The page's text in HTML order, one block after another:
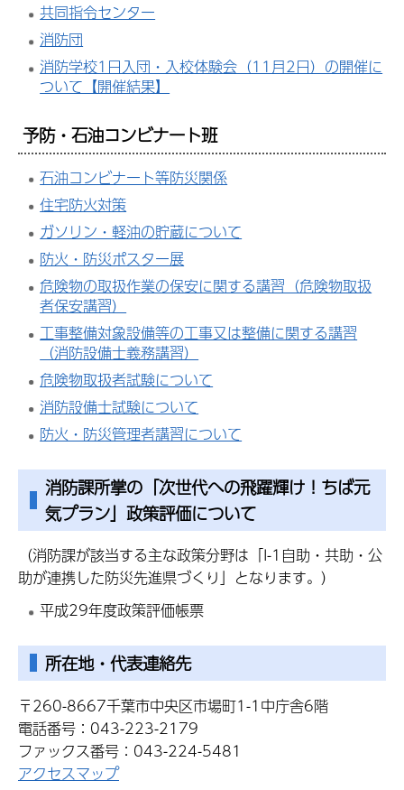
共同指令センター
消防団
消防学校1日入団・入校体験会（11月2日）の開催に
ついて【開催結果】
予防・石油コンビナート班
石油コンビナート等防災関係
住宅防火対策
ガソリン・軽油の貯蔵について
防火・防災ポスター展
危険物の取扱作業の保安に関する講習（危険物取扱
者保安講習）
工事整備対象設備等の工事又は整備に関する講習
（消防設備士義務講習）
危険物取扱者試験について
消防設備士試験について
防火・防災管理者講習について
消防課所掌の「次世代への飛躍輝け！ちば元
気プラン」政策評価について
（消防課が該当する主な政策分野は「I-1自助・共助・公
助が連携した防災先進県づくり」となります。）
平成29年度政策評価帳票
所在地・代表連絡先
〒260-8667千葉市中央区市場町1-1中庁舎6階
電話番号：043-223-2179
ファックス番号：043-224-5481
アクセスマップ